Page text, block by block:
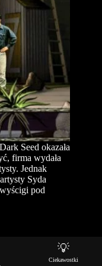
Seed okazała
firma wydała
Jednak
Syda
pod
💡
Ciekawostki
przez